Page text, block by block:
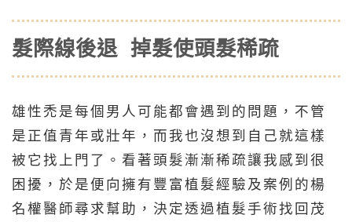
髮際線後退 掉髮使頭髮稀疏
雄性禿是每個男人可能都會遇到的問題，不管
是正值青年或壯年，而我也沒想到自己就這樣
被它找上門了。看著頭髮漸漸稀疏讓我感到很
困擾，於是便向擁有豐富植髮經驗及案例的楊
名權醫師尋求幫助，決定透過植髮手術找回茂